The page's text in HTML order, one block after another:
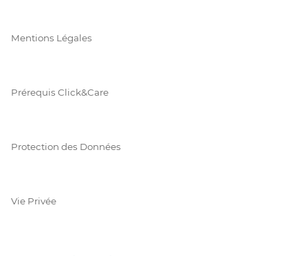
Mentions Légales
Prérequis Click&Care
Protection des Données
Vie Privée